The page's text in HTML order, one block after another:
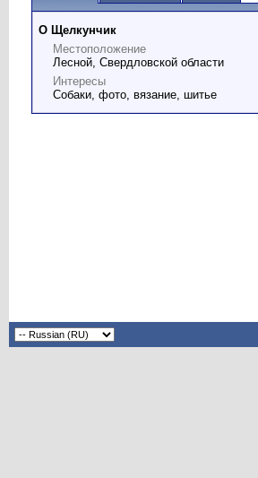
О Щелкунчик
Местоположение
Лесной, Свердловской области
Интересы
Собаки, фото, вязание, шитье